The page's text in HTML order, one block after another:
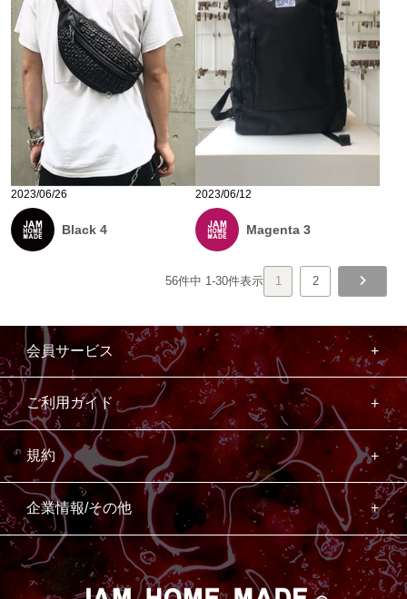
2023/06/26
Black 4
2023/06/12
Magenta 3
56件中 1-30件表示 1 2
会員サービス
ご利用ガイド
規約
企業情報/その他